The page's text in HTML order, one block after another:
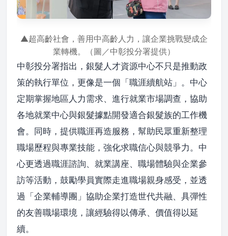
▲超高齡社會，善用中高齡人力，讓企業挑戰變成企
業轉機。（圖／中彰投分署提供）
中彰投分署指出，銀髮人才資源中心不只是推動政
策的執行單位，更像是一個「職涯續航站」。中心
定期掌握地區人力需求、進行就業市場調查，協助
各地就業中心與銀髮據點開發適合銀髮族的工作機
會。同時，提供職涯再造服務，幫助民眾重新整理
職場歷程與專業技能，強化求職信心與競爭力。中
心更透過職涯諮詢、就業講座、職場體驗與企業參
訪等活動，鼓勵學員實際走進職場親身感受，並透
過「企業輔導團」協助企業打造世代共融、具彈性
的友善職場環境，讓經驗得以傳承、價值得以延
續。